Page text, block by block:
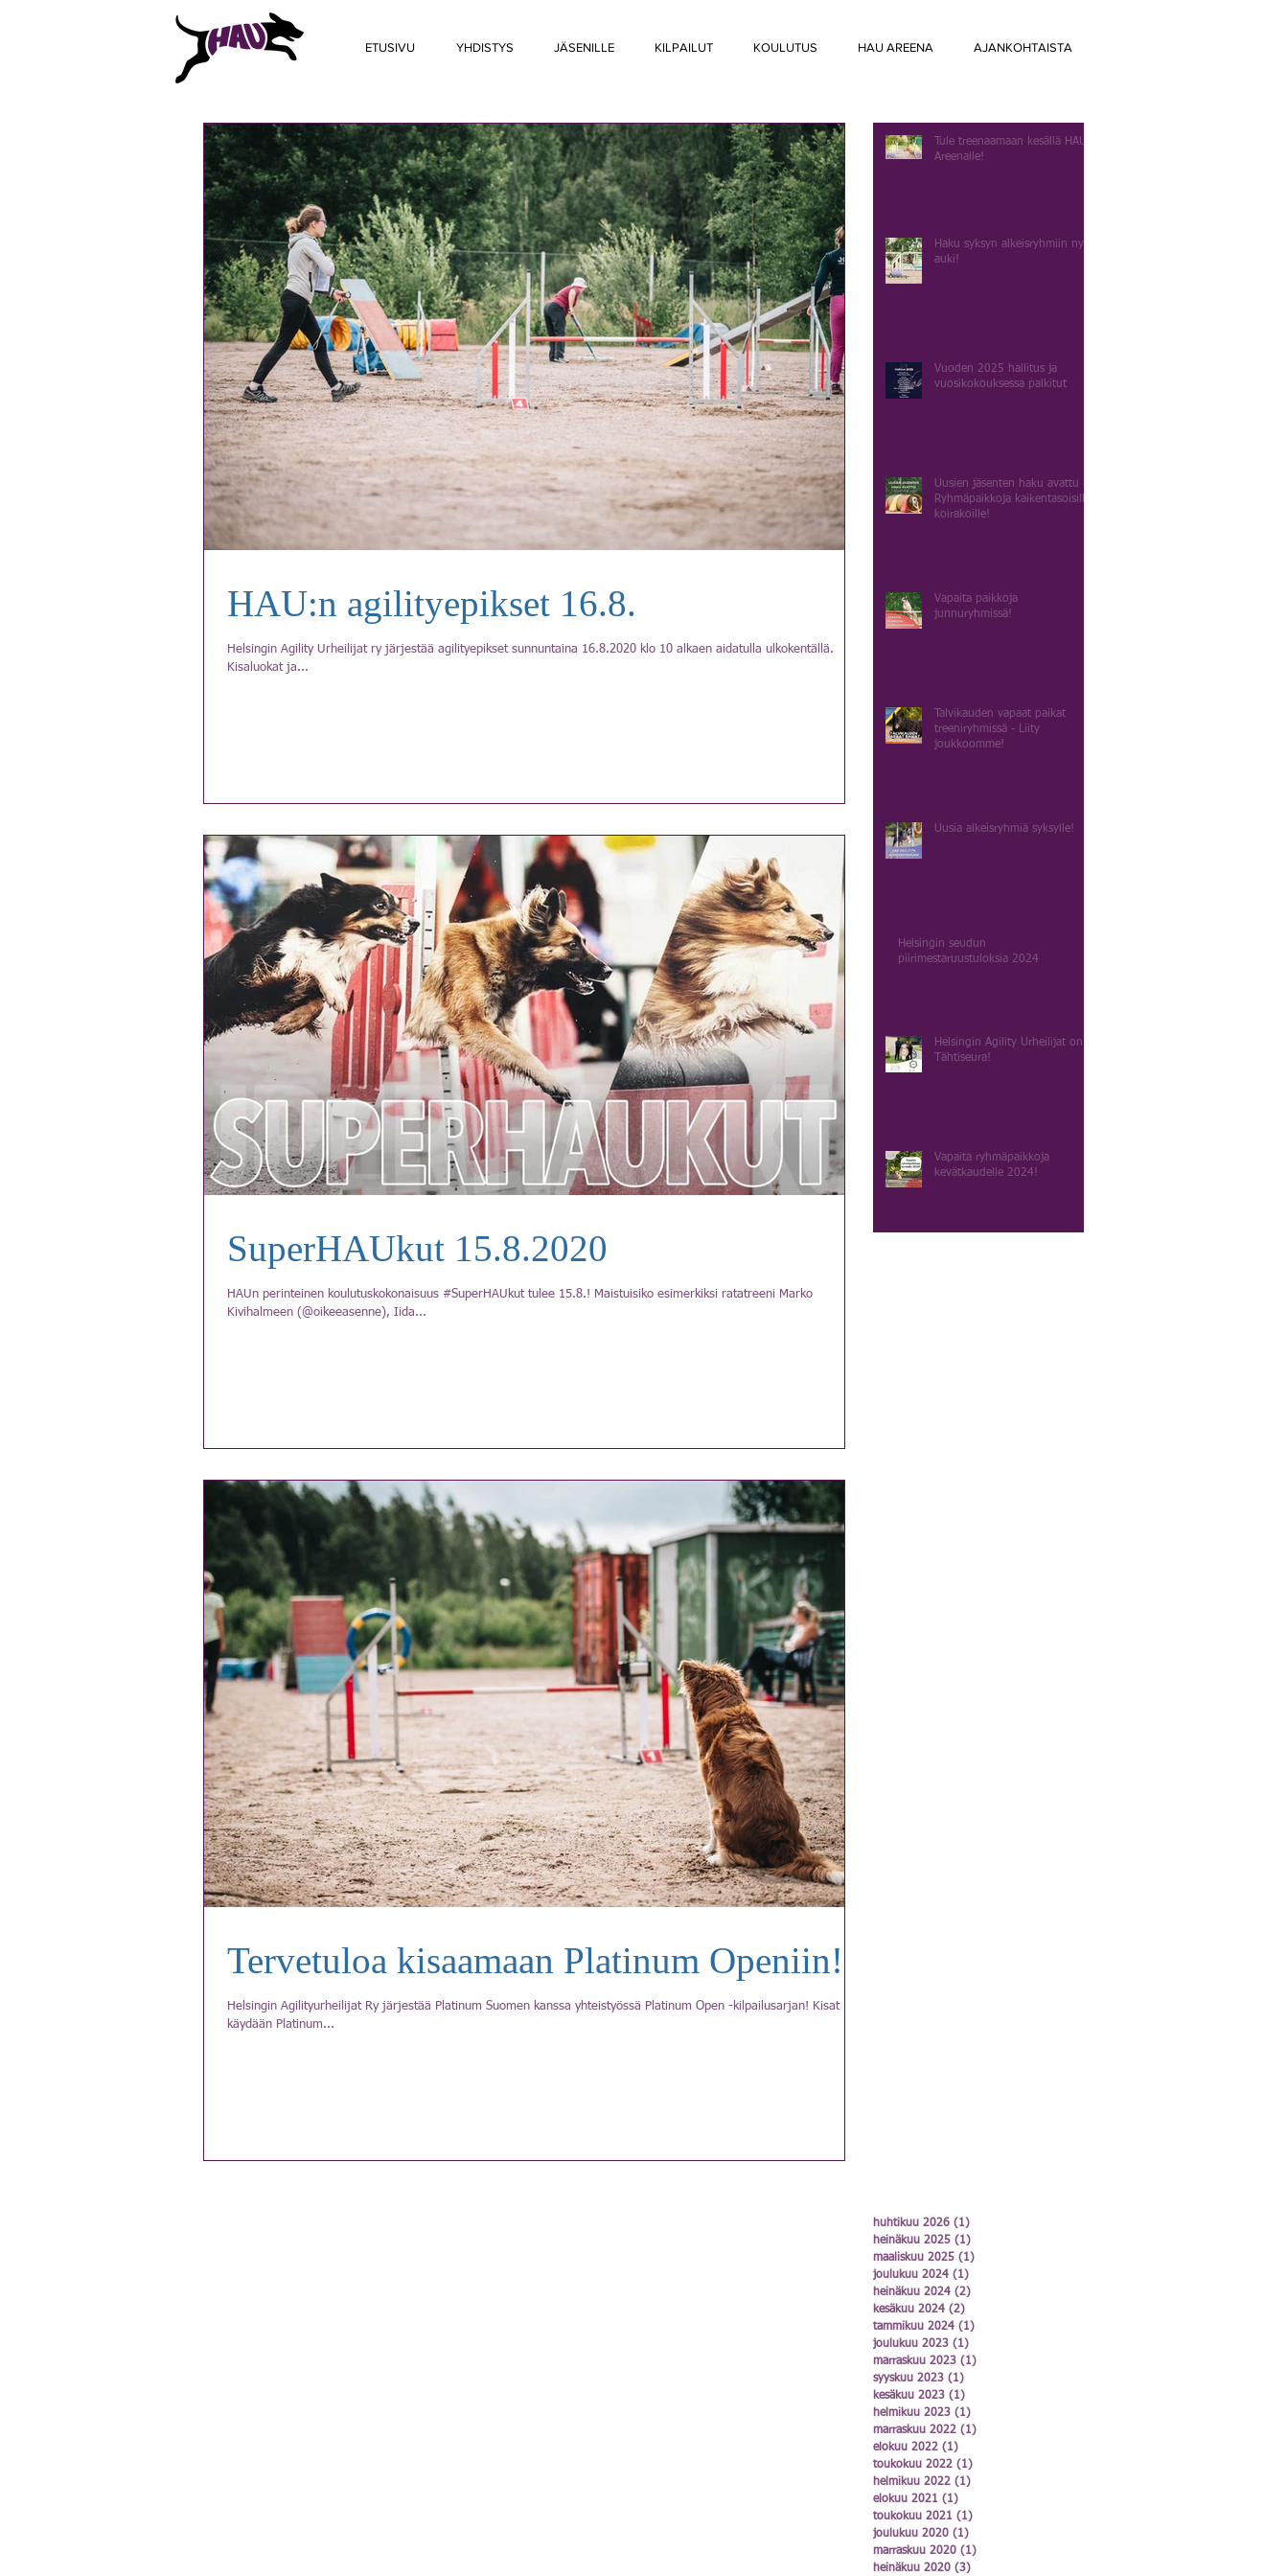
ETUSIVU YHDISTYS JÄSENILLE KILPAILUT KOULUTUS HAU AREENA AJANKOHTAISTA
HAU:n agilityepikset 16.8.
Helsingin Agility Urheilijat ry järjestää agilityepikset sunnuntaina 16.8.2020 klo 10 alkaen aidatulla ulkokentällä.
Kisaluokat ja...
SuperHAUkut 15.8.2020
HAUn perinteinen koulutuskokonaisuus #SuperHAUkut tulee 15.8.! Maistuisiko esimerkiksi ratatreeni Marko
Kivihalmeen (@oikeeasenne), Iida...
Tervetuloa kisaamaan Platinum Openiin!
Helsingin Agilityurheilijat Ry järjestää Platinum Suomen kanssa yhteistyössä Platinum Open -kilpailusarjan! Kisat
käydään Platinum...
Tule treenaamaan kesällä HAU
Areenalle!
Haku syksyn alkeisryhmiin nyt
auki!
Vuoden 2025 hallitus ja
vuosikokouksessa palkitut
Uusien jäsenten haku avattu -
Ryhmäpaikkoja kaikentasoisille
koirakoille!
Vapaita paikkoja
junnuryhmissä!
Talvikauden vapaat paikat
treeniryhmissä - Liity
joukkoomme!
Uusia alkeisryhmiä syksylle!
Helsingin seudun
piirimestaruustuloksia 2024
Helsingin Agility Urheilijat on
Tähtiseura!
Vapaita ryhmäpaikkoja
kevätkaudelle 2024!
huhtikuu 2026 (1)
heinäkuu 2025 (1)
maaliskuu 2025 (1)
joulukuu 2024 (1)
heinäkuu 2024 (2)
kesäkuu 2024 (2)
tammikuu 2024 (1)
joulukuu 2023 (1)
marraskuu 2023 (1)
syyskuu 2023 (1)
kesäkuu 2023 (1)
helmikuu 2023 (1)
marraskuu 2022 (1)
elokuu 2022 (1)
toukokuu 2022 (1)
helmikuu 2022 (1)
elokuu 2021 (1)
toukokuu 2021 (1)
joulukuu 2020 (1)
marraskuu 2020 (1)
heinäkuu 2020 (3)